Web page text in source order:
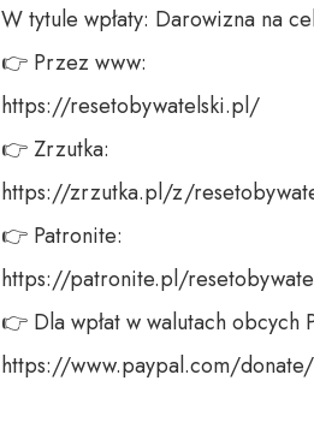
W tytule wpłaty: Darowizna na
👉 Przez www:
https://resetobywatelski.pl/
👉 Zrzutka:
https://zrzutka.pl/z/
👉 Patronite:
https://patronite.pl/
👉 Dla wpłat w walutach obcych
https://www.paypal.com/